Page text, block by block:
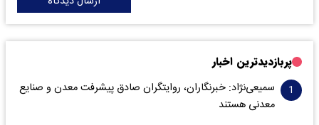
پربازدیدترین اخبار
سمیعی‌نژاد: خبرنگاران، روایتگران صادق پیشرفت معدن و صنایع
معدنی هستند